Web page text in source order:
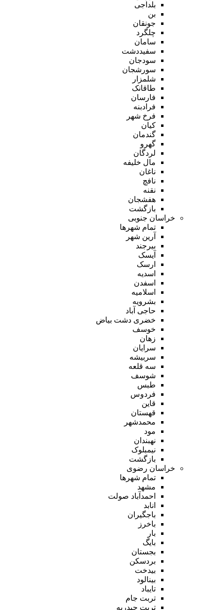
بلداجی
بن
جونقان
چلگرد
سامان
سفیددشت
سودجان
سورشجان
شلمزار
طاقانک
فارسان
فرادبنه
فرخ شهر
کیان
گندمان
گهرو
لردگان
مال خلیفه
ناغان
نافچ
نقنه
هفشجان
بازگشت
خراسان جنوبی
تمام شهر‌ها
آرین شهر
بیرجند
آیسک
ارسک
اسدیه
اسفدن
اسلامیه
بشرویه
حاجی آباد
خضری دشت بیاض
خوسف
زهان
سرایان
سربیشه
سه قلعه
شوسف
طبس
فردوس
قاین
قهستان
محمدشهر
مود
نهبندان
نیمبلوک
بازگشت
خراسان رضوی
تمام شهر‌ها
مشهد
احمدآباد صولت
انابد
باجگیران
باخرز
بار
بایگ
بجستان
بردسکن
بیدخت
بینالود
تایباد
تربت جام
تربت حیدریه